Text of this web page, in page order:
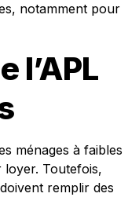
notamment pour
l’APL
ménages à faibles
loyer. Toutefois,
remplir des